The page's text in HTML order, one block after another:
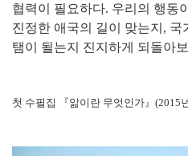
협력이 필요하다. 우리의 행동
진정한 애국의 길이 맞는지 , 국
탬이 될는지 진지하게 되돌아
첫 수필집 『앎이란 무엇인가』 (2015